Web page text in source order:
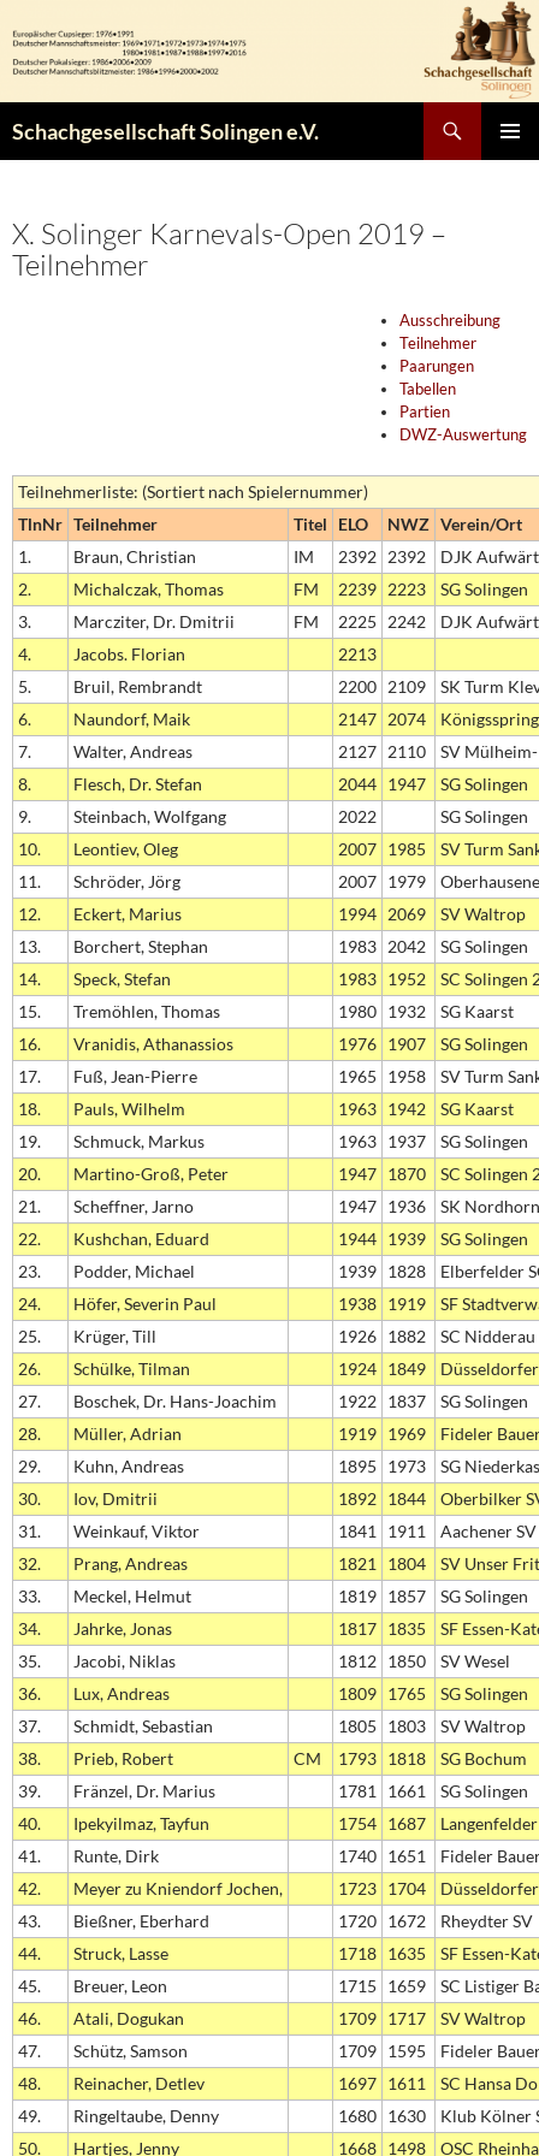
Inhalt
springen
Schachgesellschaft Solingen e.V.
X. Solinger Karnevals-Open 2019 –
Teilnehmer
Ausschreibung
Teilnehmer
Paarungen
Tabellen
Partien
DWZ-Auswertung
Teilnehmerliste: (Sortiert nach Spielernummer)
TlnNr Teilnehmer Titel ELO NWZ Verein/Ort
1.
Braun, Christian IM 2392 2392
DJK
2.
Michalczak, Thomas FM 2239 2223
SG Solingen
3.
Marcziter, Dr. Dmitrii FM 2225 2242
DJK
4.
Jacobs. Florian
2213
5.
Bruil, Rembrandt 2200 2109
SK Turm
6.
Naundorf, Maik 2147 2074
7.
Walter, Andreas 2127 2110
SV
8.
Flesch, Dr. Stefan 2044 1947
SG Solingen
9.
Steinbach, Wolfgang 2022
SG Solingen
10.
Leontiev, Oleg 2007 1985
SV Turm
11.
Schröder, Jörg 2007 1979
12.
Eckert, Marius 1994 2069
SV Waltrop
13.
Borchert, Stephan 1983 2042
SG Solingen
14.
Speck, Stefan 1983 1952
SC Solingen
15.
Tremöhlen, Thomas 1980 1932
SG Kaarst
16.
Vranidis, Athanassios 1976 1907
SG Solingen
17.
Fuß, Jean-Pierre 1965 1958
SV Turm
18.
Pauls, Wilhelm 1963 1942
SG Kaarst
19.
Schmuck, Markus 1963 1937
SG Solingen
20.
Martino-Groß, Peter 1947 1870
SC Solingen
21.
Scheffner, Jarno 1947 1936
SK
22.
Kushchan, Eduard 1944 1939
SG Solingen
23.
Podder, Michael 1939 1828
Elberfelder
24.
Höfer, Severin Paul 1938 1919
SF
25.
Krüger, Till 1926 1882
SC Nidderau
26.
Schülke, Tilman 1924 1849
27.
Boschek, Dr. Hans-Joachim 1922 1837
SG Solingen
28.
Müller, Adrian 1919 1969
Fideler
29.
Kuhn, Andreas 1895 1973
SG
30.
Iov, Dmitrii 1892 1844
Oberbilker
31.
Weinkauf, Viktor 1841 1911
Aachener SV
32.
Prang, Andreas 1821 1804
SV Unser
33.
Meckel, Helmut 1819 1857
SG Solingen
34.
Jahrke, Jonas 1817 1835
SF Essen-
35.
Jacobi, Niklas 1812 1850
SV Wesel
36.
Lux, Andreas 1809 1765
SG Solingen
37.
Schmidt, Sebastian 1805 1803
SV Waltrop
38.
Prieb, Robert CM 1793 1818
SG Bochum
39.
Fränzel, Dr. Marius 1781 1661
SG Solingen
40.
Ipekyilmaz, Tayfun 1754 1687
Langenfelder
41.
Runte, Dirk 1740 1651
Fideler
42.
Meyer zu Kniendorf Jochen, 1723 1704
43.
Bießner, Eberhard 1720 1672
Rheydter SV
44.
Struck, Lasse 1718 1635
SF Essen-
45.
Breuer, Leon 1715 1659
SC Listiger
46.
Atali, Dogukan 1709 1717
SV Waltrop
47.
Schütz, Samson 1709 1595
Fideler
48.
Reinacher, Detlev 1697 1611
SC Hansa
49.
Ringeltaube, Denny 1680 1630
Klub Kölner
50.
Hartjes, Jenny 1668 1498 OSC